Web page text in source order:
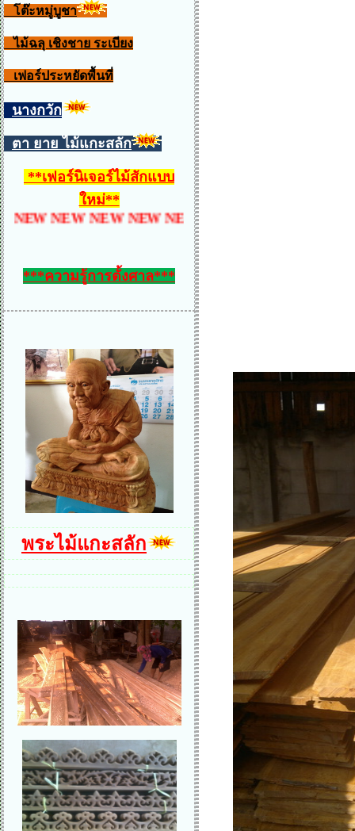
โต๊ะหมู่บูชา
ไม้ฉลุ เชิงชาย ระเบียง
เฟอร์ประหยัดพื้นที่
นางกวัก
ตา ยาย ไม้แกะสลัก
**เฟอร์นิเจอร์ไม้สักแบบ
ใหม่**
NEW NEW NEW NEW NEW NEW NEW
***ความรู้การตั้งศาล***
พระไม้แกะสลัก